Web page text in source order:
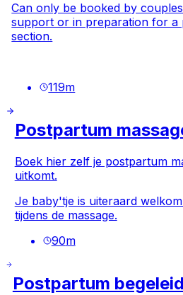
Can only be booked by
support or in preparation for a
section.
119m
Postpartum
Boek hier zelf je postpartum
uitkomt.
Je baby'tje is uiteraard
tijdens de massage.
90m
Postpartum